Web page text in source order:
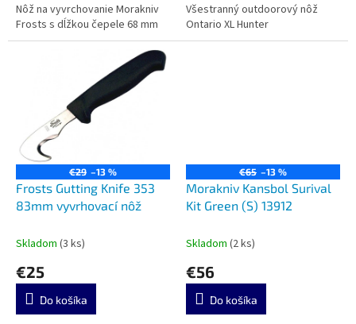
Nôž na vyvrchovanie Morakniv
Frosts s dĺžkou čepele 68 mm
Všestranný outdoorový nôž
Ontario XL Hunter
€29 –13 %
Frosts Gutting Knife 353
83mm vyvrhovací nôž
Skladom (3 ks)
€25
Do košíka
€65 –13 %
Morakniv Kansbol Surival
Kit Green (S) 13912
Skladom (2 ks)
€56
Do košíka